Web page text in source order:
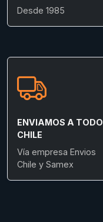
Desde 1985
ENVIAMOS A TODO
CHILE
Vía empresa Envios
Chile y Samex